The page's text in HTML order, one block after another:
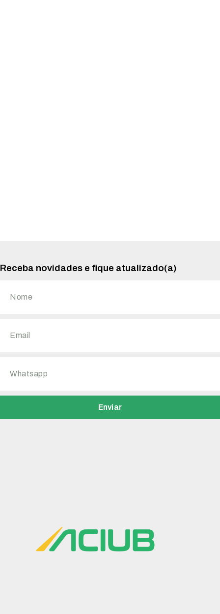
Receba novidades e fique atualizado(a)
Enviar